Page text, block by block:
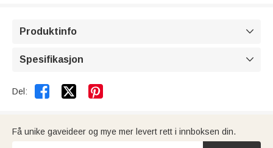
Produktinfo 
Spesifikasjon 
Del:  
Få unike gaveideer og mye mer levert rett i innboksen din.